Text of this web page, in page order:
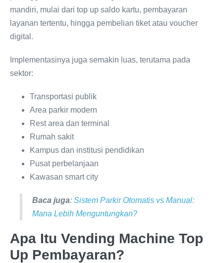
mandiri, mulai dari top up saldo kartu, pembayaran
layanan tertentu, hingga pembelian tiket atau voucher
digital.
Implementasinya juga semakin luas, terutama pada
sektor:
Transportasi publik
Area parkir modern
Rest area dan terminal
Rumah sakit
Kampus dan institusi pendidikan
Pusat perbelanjaan
Kawasan smart city
Baca juga: Sistem Parkir Otomatis vs Manual:
Mana Lebih Menguntungkan?
Apa Itu Vending Machine Top
Up Pembayaran?